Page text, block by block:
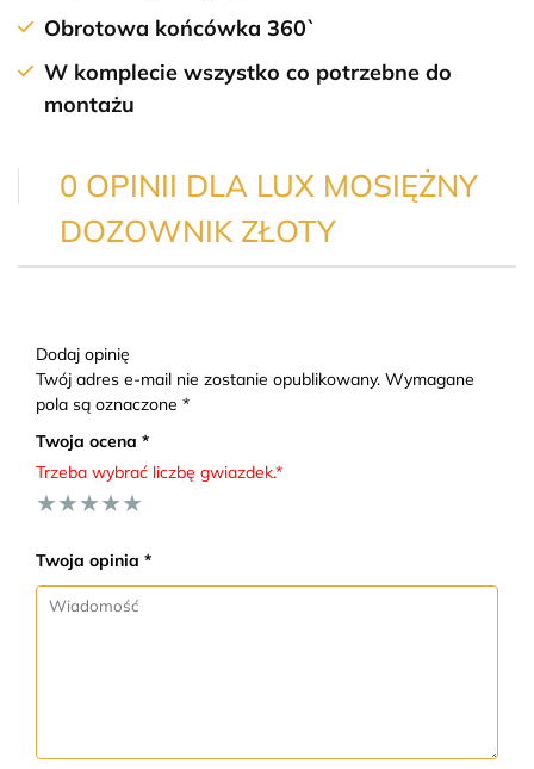
Obrotowa końcówka 360`
W komplecie wszystko co potrzebne do
montażu
0 OPINII DLA LUX MOSIĘŻNY
DOZOWNIK ZŁOTY
Dodaj opinię
Twój adres e-mail nie zostanie opublikowany. Wymagane
pola są oznaczone *
Twoja ocena *
Trzeba wybrać liczbę gwiazdek.*
★
★
★
★
★
Twoja opinia *